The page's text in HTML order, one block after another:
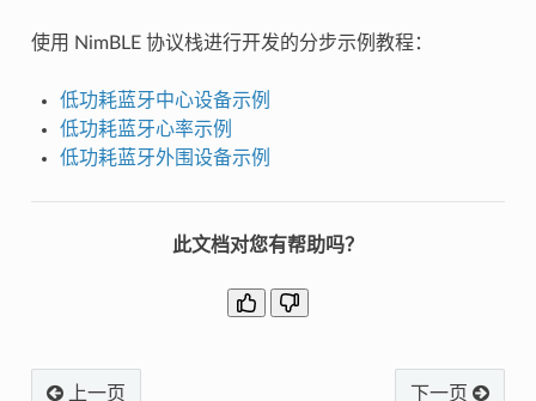
使用 NimBLE 协议栈进行开发的分步示例教程：
低功耗蓝牙中心设备示例
低功耗蓝牙心率示例
低功耗蓝牙外围设备示例
此文档对您有帮助吗？
上一页 下一页